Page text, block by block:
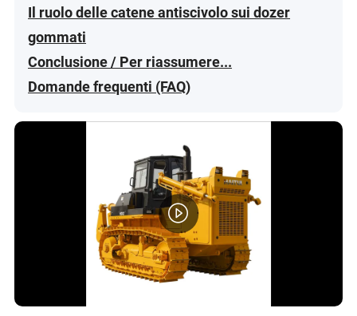
Il ruolo delle catene antiscivolo sui dozer
gommati
Conclusione / Per riassumere...
Domande frequenti (FAQ)